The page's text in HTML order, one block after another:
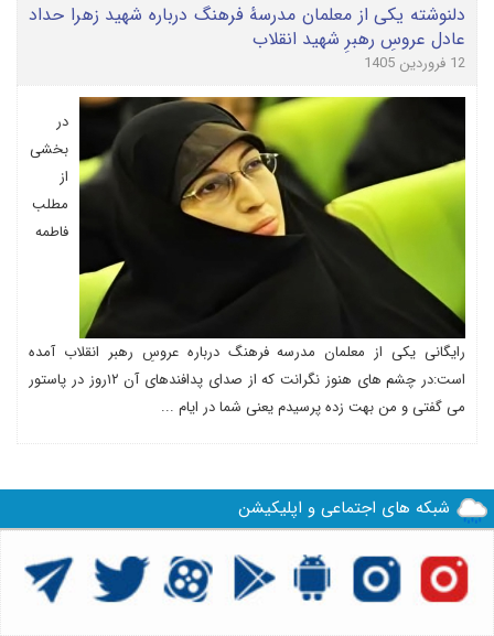
دلنوشته یکی از معلمان مدرسهٔ فرهنگ درباره شهید زهرا حداد
عادل عروسِ رهبرِ شهید انقلاب
12 فروردین 1405
در
بخشی
از
مطلب
فاطمه
رایگانی یکی از معلمان مدرسه فرهنگ درباره عروسِ رهبر انقلاب آمده
است:در چشم های هنوز نگرانت که از صدای پدافندهای آن ۱۲روز در پاستور
می گفتی و من بهت زده پرسیدم یعنی شما در ایام ...
شبکه های اجتماعی و اپلیکیشن